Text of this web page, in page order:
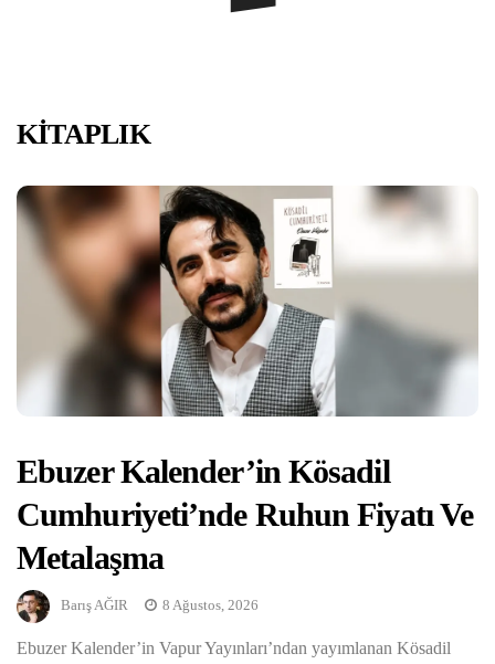
Hicret BİRİK
KİTAPLIK
Ebuzer Kalender’in Kösadil
Cumhuriyeti’nde Ruhun Fiyatı Ve
Metalaşma
Barış AĞIR 8 Ağustos, 2026
Ebuzer Kalender’in Vapur Yayınları’ndan yayımlanan Kösadil